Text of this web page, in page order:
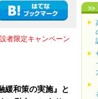
者限定キャンペーン
緩和策の実施』と